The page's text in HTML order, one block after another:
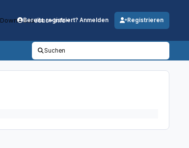
DownloadsJobs Info
Bereits registriert? Anmelden Registrieren
Suchen